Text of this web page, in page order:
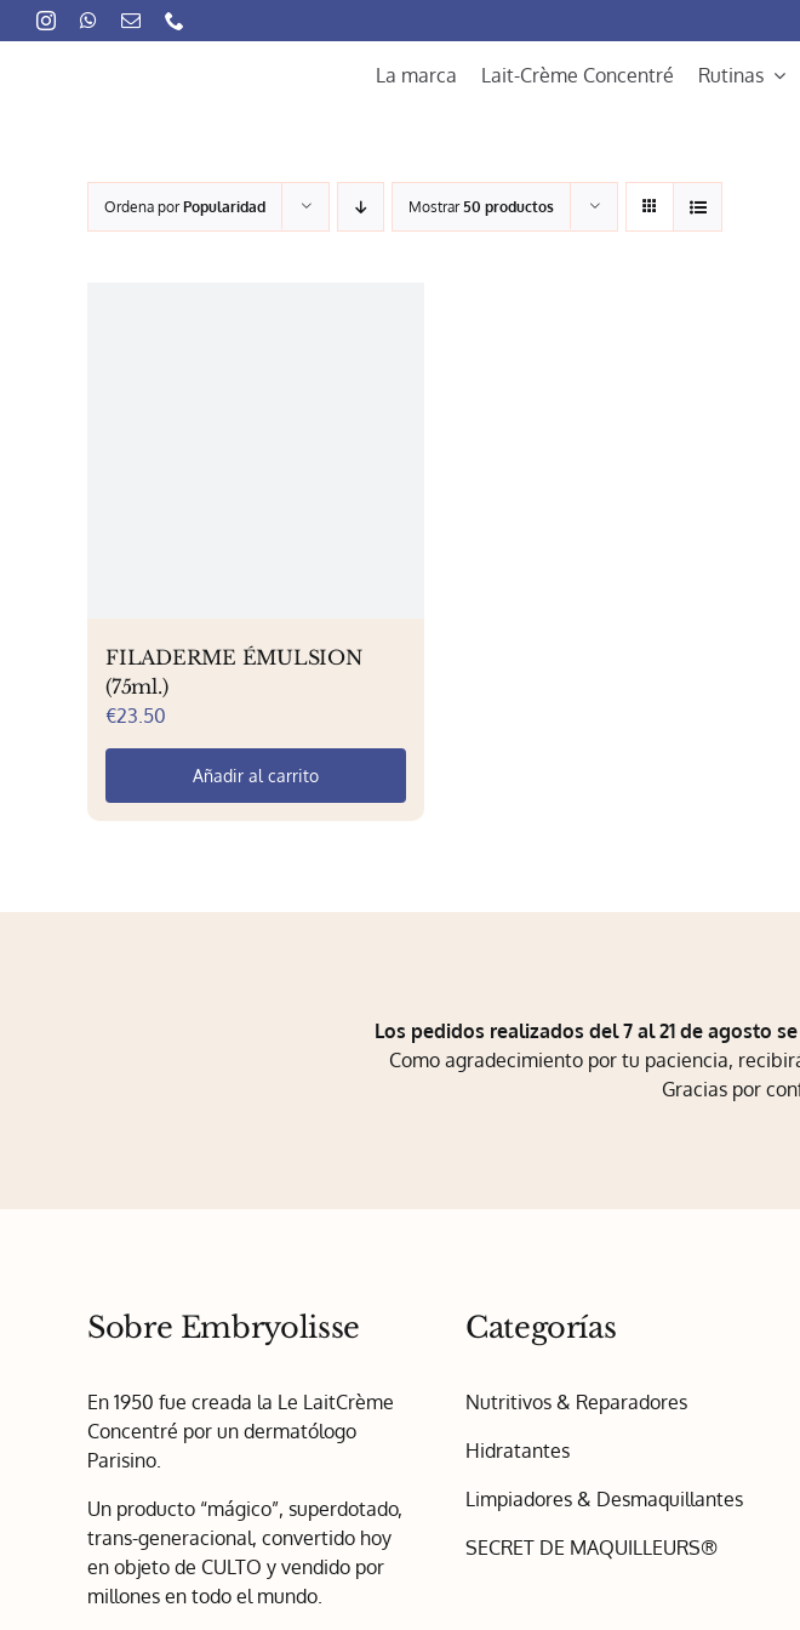
to
La marca Lait-Crème Concentré Rutinas
Ordena porPopularidad Mostrar 50 productos
FILADERME ÉMULSION
(75ml.)
€23.50
Añadir al carrito
Los pedidos realizados del 7 al 21 de agosto
Como agradecimiento por tu paciencia,
Gracias por
Sobre Embryolisse
En 1950 fue creada la Le LaitCrème
Concentré por un dermatólogo
Parisino.
Un producto “mágico”, superdotado,
trans-generacional, convertido hoy
en objeto de CULTO y vendido por
millones en todo el mundo.
Categorías
Nutritivos & Reparadores
Hidratantes
Limpiadores & Desmaquillantes
SECRET DE MAQUILLEURS®